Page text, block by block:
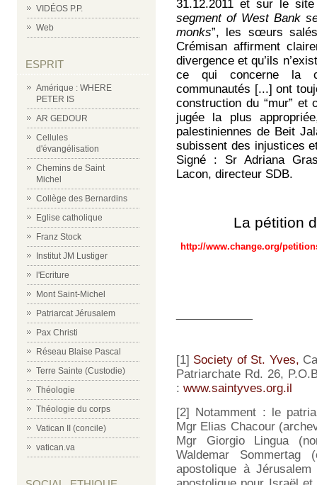
VIDÉOS P.P.
Web
ESPRIT
Amérique : WHERE
PETER IS
AR GEDOUR
Cellules
d'évangélisation
Chemins de Saint
Michel
Collège des Bernardins
Eglise catholique
Franz Stock
Institut JM Lustiger
l'Ecriture
Mont Saint-Michel
Patriarcat Jérusalem
Pax Christi
Réseau Blaise Pascal
Terre Sainte (Custodie)
Théologie
Théologie du corps
Vatican II (concile)
vatican.va
31.12.2011 et sur le
segment of West Bank
monks”, les sœurs
Crémisan affirment
divergence et qu’ils
ce qui concerne la
communautés [...] ont
construction du “mur” et
jugée la plus
palestiniennes de Beit
subissent des injustices
Signé : Sr Adriana
Lacon, directeur SDB.
La pétition
http://www.change.org/
[1] Society of St. Yves,
Patriarchate Rd. 26,
: www.saintyves.org.il
[2] Notamment : le
Mgr Elias Chacour
Mgr Giorgio Lingua
Waldemar Sommertag
apostolique à